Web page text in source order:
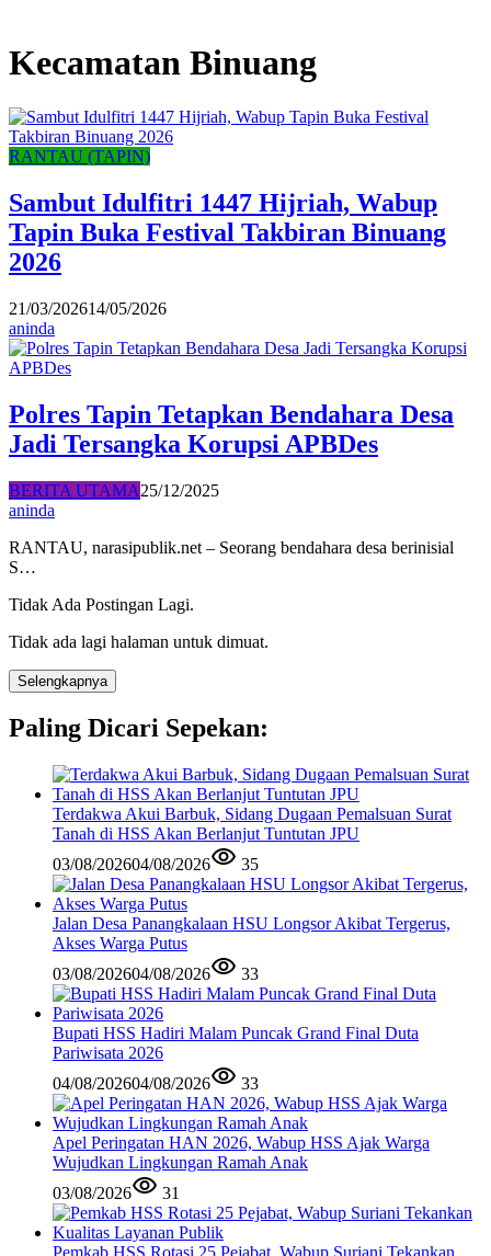
Kecamatan Binuang
RANTAU (TAPIN)
Sambut Idulfitri 1447 Hijriah, Wabup
Tapin Buka Festival Takbiran Binuang
2026
21/03/202614/05/2026
aninda
Polres Tapin Tetapkan Bendahara Desa
Jadi Tersangka Korupsi APBDes
BERITA UTAMA25/12/2025
aninda
RANTAU, narasipublik.net – Seorang bendahara desa berinisial
S…
Tidak Ada Postingan Lagi.
Tidak ada lagi halaman untuk dimuat.
Selengkapnya
Paling Dicari Sepekan:
Terdakwa Akui Barbuk, Sidang Dugaan Pemalsuan Surat
Tanah di HSS Akan Berlanjut Tuntutan JPU
03/08/202604/08/2026 35
Jalan Desa Panangkalaan HSU Longsor Akibat Tergerus,
Akses Warga Putus
03/08/202604/08/2026 33
Bupati HSS Hadiri Malam Puncak Grand Final Duta
Pariwisata 2026
04/08/202604/08/2026 33
Apel Peringatan HAN 2026, Wabup HSS Ajak Warga
Wujudkan Lingkungan Ramah Anak
03/08/2026
31